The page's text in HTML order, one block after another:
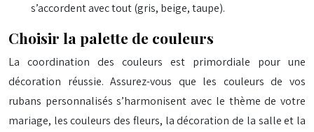
s’accordent avec tout (gris, beige, taupe).
Choisir la palette de couleurs
La coordination des couleurs est primordiale pour une
décoration réussie. Assurez-vous que les couleurs de vos
rubans personnalisés s’harmonisent avec le thème de votre
mariage, les couleurs des fleurs, la décoration de la salle et la